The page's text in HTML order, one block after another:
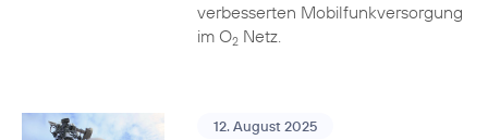
verbesserten Mobilfunkversorgung
im O2Netz.
12. August 2025